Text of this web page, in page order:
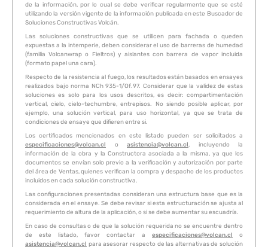
de la información, por lo cual se debe verificar regularmente que se esté
utilizando la versión vigente de la información publicada en este Buscador de
Soluciones Constructivas Volcán.
Las soluciones constructivas que se utilicen para fachada o queden
expuestas a la intemperie, deben considerar el uso de barreras de humedad
(familia Volcanwrap o Fieltros) y aislantes con barrera de vapor incluida
(formato papel una cara).
Respecto de la resistencia al fuego, los resultados están basados en ensayes
realizados bajo norma NCh 935-1/Of.97. Considerar que la validez de estas
soluciones es solo para los usos descritos, es decir: compartimentación
vertical, cielo, cielo-techumbre, entrepisos. No siendo posible aplicar, por
ejemplo, una solución vertical, para uso horizontal, ya que se trata de
condiciones de ensaye que difieren entre si.
Los certificados mencionados en este listado pueden ser solicitados a
especificaciones@volcan.cl o asistencia@volcan.cl, incluyendo la
información de la obra y la Constructora asociada a la misma, ya que los
documentos se envían solo previo a la verificación y autorización por parte
del área de Ventas, quienes verifican la compra y despacho de los productos
incluidos en cada solución constructiva.
Las configuraciones presentadas consideran una estructura base que es la
considerada en el ensaye. Se debe revisar si esta estructuración se ajusta al
requerimiento de altura de la aplicación, o si se debe aumentar su escuadría.
En caso de consultas o de que la solución requerida no se encuentre dentro
de este listado, favor contactar a especificaciones@volcan.cl o
asistencia@volcan.cl para asesorar respecto de las alternativas de solución